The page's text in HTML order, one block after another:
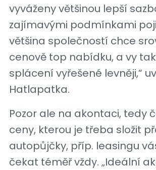
vyváženy většinou lepší
zajímavými podmínkami
většina společností chce
cenově top nabídku, a vy
splácení vyřešené levněji,“
Hatlapatka.
Pozor ale na akontaci, tedy
ceny, kterou je třeba složit
autopůjčky, příp. leasingu
čekat téměř vždy. „Ideální